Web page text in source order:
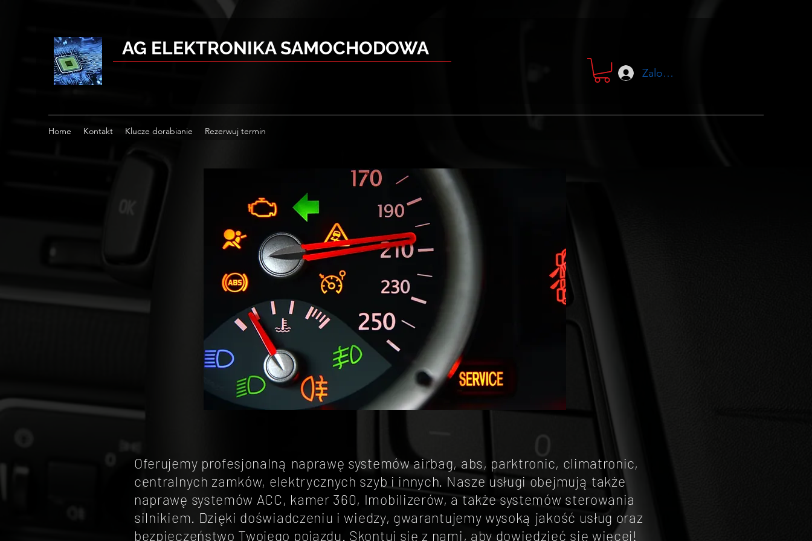
AG ELEKTRONIKA SAMOCHODOWA
Zaloguj się
Home Kontakt Klucze dorabianie Rezerwuj termin
Oferujemy profesjonalną naprawę systemów airbag, abs, parktronic, climatronic,
centralnych zamków, elektrycznych szyb i innych. Nasze usługi obejmują także
naprawę systemów ACC, kamer 360, Imobilizerów, a także systemów sterowania
silnikiem. Dzięki doświadczeniu i wiedzy, gwarantujemy wysoką jakość usług oraz
bezpieczeństwo Twojego pojazdu. Skontuj się z nami, aby dowiedzieć się więcej!